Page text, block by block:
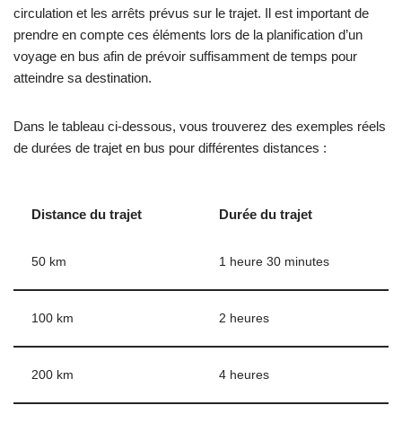
circulation et les arrêts prévus sur le trajet. Il est important de
prendre en compte ces éléments lors de la planification d’un
voyage en bus afin de prévoir suffisamment de temps pour
atteindre sa destination.
Dans le tableau ci-dessous, vous trouverez des exemples réels
de durées de trajet en bus pour différentes distances :
Distance du trajet Durée du trajet
50 km 1 heure 30 minutes
100 km 2 heures
200 km 4 heures